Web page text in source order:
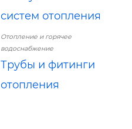
систем отопления
Отопление и горячее
водоснабжение
Трубы и фитинги
отопления